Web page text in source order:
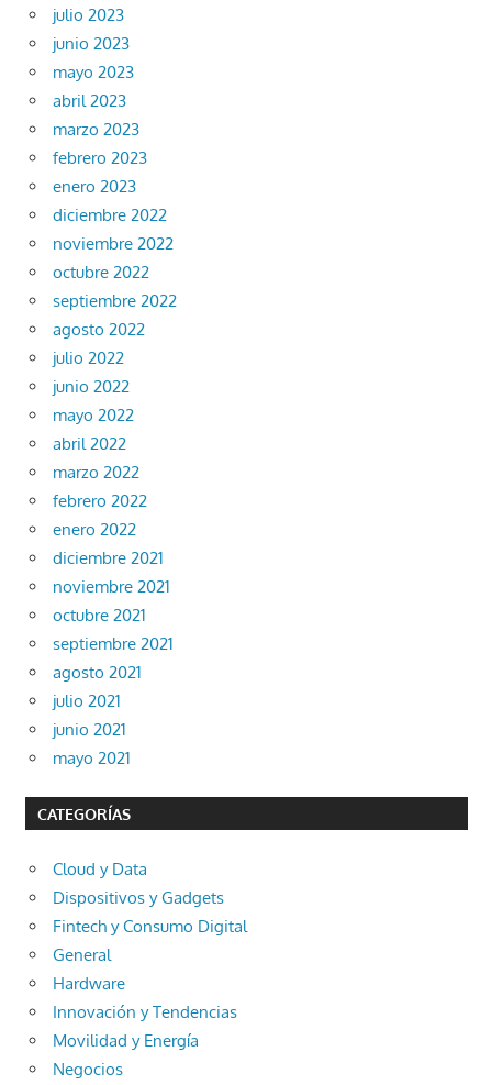
julio 2023
junio 2023
mayo 2023
abril 2023
marzo 2023
febrero 2023
enero 2023
diciembre 2022
noviembre 2022
octubre 2022
septiembre 2022
agosto 2022
julio 2022
junio 2022
mayo 2022
abril 2022
marzo 2022
febrero 2022
enero 2022
diciembre 2021
noviembre 2021
octubre 2021
septiembre 2021
agosto 2021
julio 2021
junio 2021
mayo 2021
CATEGORÍAS
Cloud y Data
Dispositivos y Gadgets
Fintech y Consumo Digital
General
Hardware
Innovación y Tendencias
Movilidad y Energía
Negocios